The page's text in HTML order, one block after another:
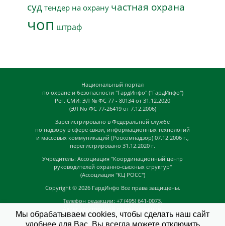
суд тендер на охрану частная охрана
чоп штраф
Национальный портал
по охране и безопасности "ГардИнфо" ("ГардИнфо")
Рег. СМИ: ЭЛ № ФС 77 - 80134 от 31.12.2020
(ЭЛ No ФС 77-26419 от 7.12.2006)
Зарегистрировано в Федеральной службе
по надзору в сфере связи, информационных технологий
и массовых коммуникаций (Роскомнадзор) 07.12.2006 г.,
перегистрировано 31.12.2020 г.
Учредитель: Ассоциация "Координационный центр
руководителей охранно-сыскных структур"
(Ассоциация "КЦ РОСС")
Copyright © 2026 ГардИнфо Все права защищены.
Телефон редакции: +7 (495) 641-0073,
news@guardinfo.online
Мы обрабатываем cookies, чтобы сделать наш сайт
удобнее для Вас. Вы всегда можете отключить